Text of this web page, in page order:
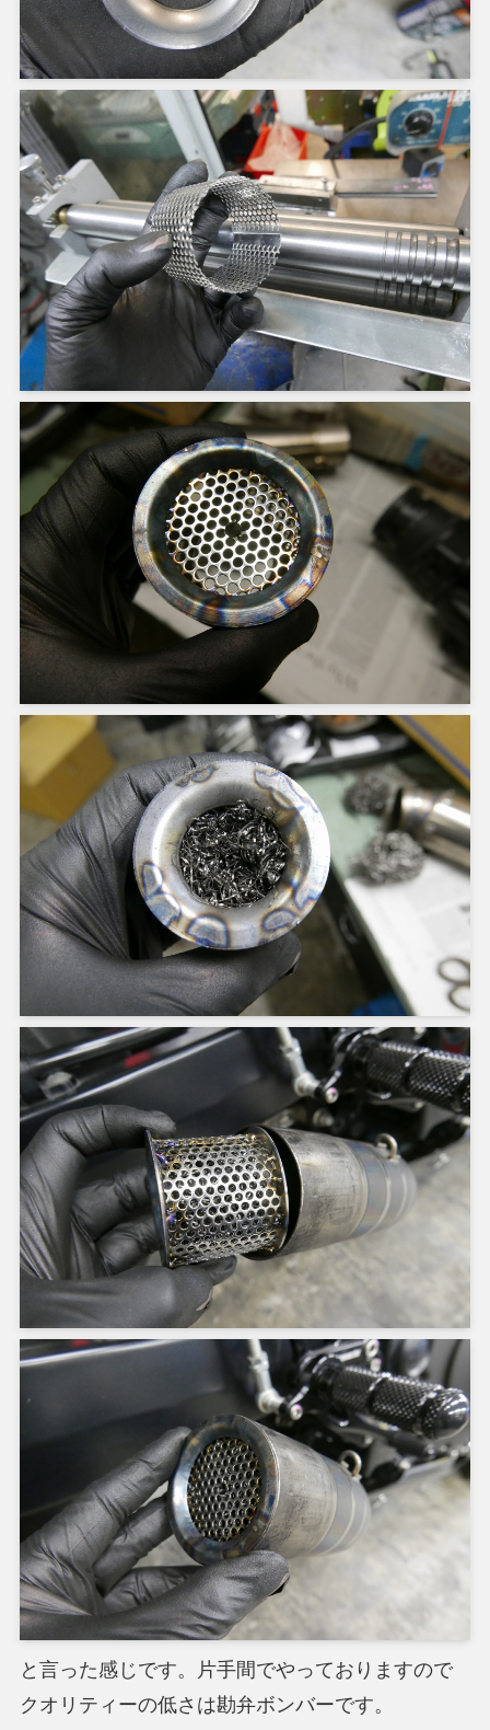
と言った感じです。片手間でやっておりますので
クオリティーの低さは勘弁ボンバーです。